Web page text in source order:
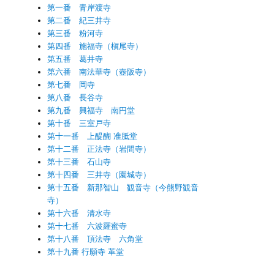
第一番 青岸渡寺
第二番 紀三井寺
第三番 粉河寺
第四番 施福寺（槇尾寺）
第五番 葛井寺
第六番 南法華寺（壺阪寺）
第七番 岡寺
第八番 長谷寺
第九番 興福寺 南円堂
第十番 三室戸寺
第十一番 上醍醐 准胝堂
第十二番 正法寺（岩間寺）
第十三番 石山寺
第十四番 三井寺（園城寺）
第十五番 新那智山 観音寺（今熊野観音
寺）
第十六番 清水寺
第十七番 六波羅蜜寺
第十八番 頂法寺 六角堂
第十九番 行願寺 革堂